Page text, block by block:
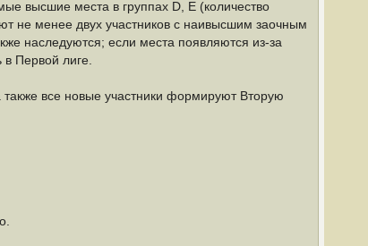
высшие места в группах D, E (количество
не менее двух участников с наивысшим заочным
наследуются; если места появляются из-за
Первой лиге.
все новые участники формируют Вторую